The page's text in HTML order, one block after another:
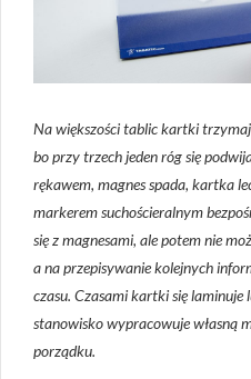
Na większości tablic kartki
bo przy trzech jeden róg się
rękawem, magnes spada, kartka
markerem suchościeralnym
się z magnesami, ale potem nie
a na przepisywanie kolejnych
czasu. Czasami kartki się
stanowisko wypracowuje własną
porządku.